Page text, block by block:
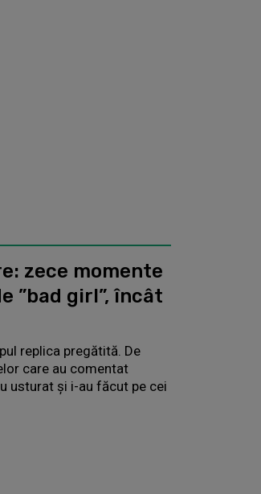
zece momente
”bad girl”, încât
replica pregătită. De
care au comentat
usturat și i-au făcut pe cei